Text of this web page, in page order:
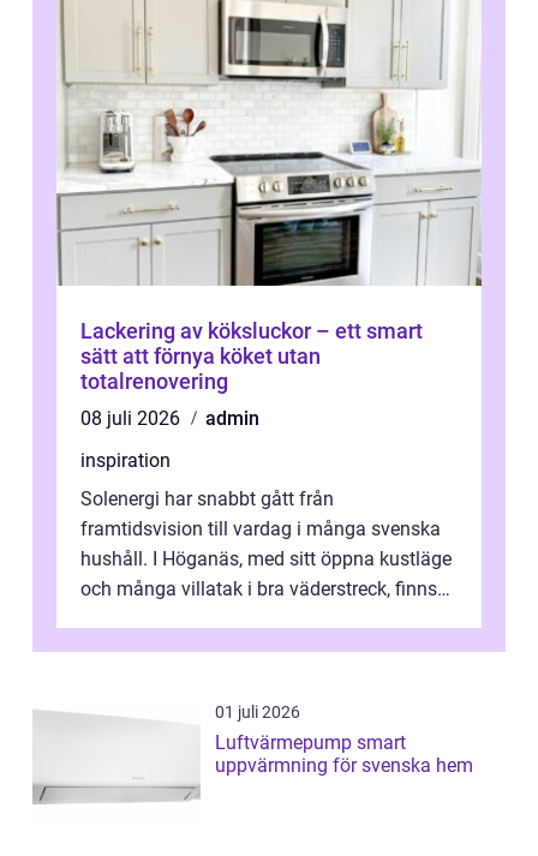
Lackering av köksluckor – ett smart
sätt att förnya köket utan
totalrenovering
08 juli 2026
admin
inspiration
Solenergi har snabbt gått från
framtidsvision till vardag i många svenska
hushåll. I Höganäs, med sitt öppna kustläge
och många villatak i bra väderstreck, finns
01 juli 2026
Luftvärmepump smart
uppvärmning för svenska hem